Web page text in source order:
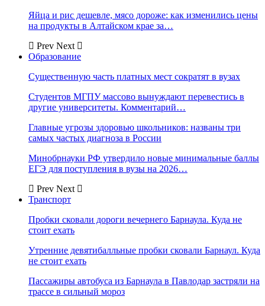
Яйца и рис дешевле, мясо дороже: как изменились цены
на продукты в Алтайском крае за…
Prev Next
Образование
Существенную часть платных мест сократят в вузах
Студентов МГПУ массово вынуждают перевестись в
другие университеты. Комментарий…
Главные угрозы здоровью школьников: названы три
самых частых диагноза в России
Минобрнауки РФ утвердило новые минимальные баллы
ЕГЭ для поступления в вузы на 2026…
Prev Next
Транспорт
Пробки сковали дороги вечернего Барнаула. Куда не
стоит ехать
Утренние девятибалльные пробки сковали Барнаул. Куда
не стоит ехать
Пассажиры автобуса из Барнаула в Павлодар застряли на
трассе в сильный мороз